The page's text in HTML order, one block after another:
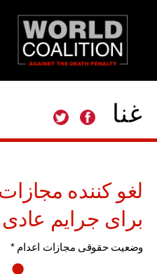
غنا
لغو کننده
برای جرایم
وضعیت حقوقی مجازات اعدام *